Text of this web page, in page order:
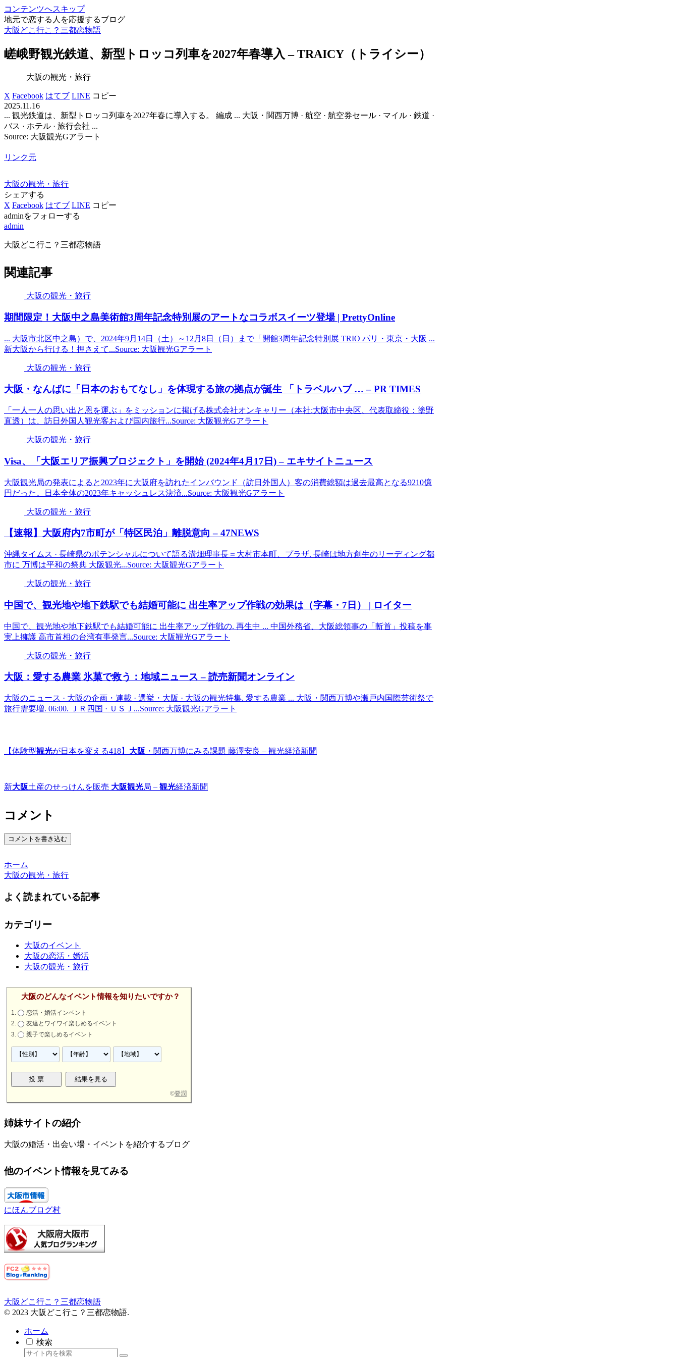
コンテンツへスキップ
地元で恋する人を応援するブログ
大阪どこ行こ？三都恋物語
嵯峨野観光鉄道、新型トロッコ列車を2027年春導入 – TRAICY（トライシー）
大阪の観光・旅行
X Facebook はてブ LINE コピー
2025.11.16
... 観光鉄道は、新型トロッコ列車を2027年春に導入する。 編成 ... 大阪・関西万博 · 航空 · 航空券セール · マイル · 鉄道 ·
バス · ホテル · 旅行会社 ...
Source: 大阪観光Gアラート
リンク元
大阪の観光・旅行
シェアする
X Facebook はてブ LINE コピー
adminをフォローする
admin
大阪どこ行こ？三都恋物語
関連記事
大阪の観光・旅行
期間限定！ 大阪中之島美術館3周年記念特別展のアートなコラボスイーツ登場 | PrettyOnline
... 大阪市北区中之島）で、2024年9月14日（土）～12月8日（日）まで「開館3周年記念特別展 TRIO パリ・東京・大阪 ...
新大阪から行ける！押さえて...Source: 大阪観光Gアラート
大阪の観光・旅行
大阪 ・なんばに「日本のおもてなし」を体現する旅の拠点が誕生 「トラベルハブ … – PR TIMES
「一人一人の思い出と恩を運ぶ」をミッションに掲げる株式会社オンキャリー（本社:大阪市中央区、代表取締役：塗野
直透）は、訪日外国人観光客および国内旅行...Source: 大阪観光Gアラート
大阪の観光・旅行
Visa、「 大阪エリア振興プロジェクト」を開始 (2024年4月17日) – エキサイトニュース
大阪観光局の発表によると2023年に大阪府を訪れたインバウンド（訪日外国人）客の消費総額は過去最高となる9210億
円だった。日本全体の2023年キャッシュレス決済...Source: 大阪観光Gアラート
大阪の観光・旅行
【速報】 大阪府内7市町が「特区民泊」離脱意向 – 47NEWS
沖縄タイムス · 長崎県のポテンシャルについて語る溝畑理事長＝大村市本町、プラザ. 長崎は地方創生のリーディング都
市に 万博は平和の祭典 大阪観光...Source: 大阪観光Gアラート
大阪の観光・旅行
中国で、 観光地や地下鉄駅でも結婚可能に 出生率アップ作戦の効果は（字幕・7日） | ロイター
中国で、観光地や地下鉄駅でも結婚可能に 出生率アップ作戦の. 再生中 ... 中国外務省、大阪総領事の「斬首」投稿を事
実上擁護 高市首相の台湾有事発言...Source: 大阪観光Gアラート
大阪の観光・旅行
大阪 ：愛する農業 氷菓で救う：地域ニュース – 読売新聞オンライン
大阪のニュース · 大阪の企画・連載 · 選挙・大阪 · 大阪の観光特集. 愛する農業 ... 大阪・関西万博や瀬戸内国際芸術祭で
旅行需要増. 06:00. ＪＲ四国 · ＵＳＪ...Source: 大阪観光Gアラート
【体験型観光が日本を変える418】 大阪 ・関西万博にみる課題 藤澤安良 – 観光経済新聞
新大阪土産のせっけんを販売 大阪観光局 – 観光経済新聞
コメント
コメントを書き込む
ホーム
大阪の観光・旅行
よく読まれている記事
カテゴリー
大阪のイベント
大阪の恋活・婚活
大阪の観光・旅行
大阪のどんなイベント情報を知りたいですか？
恋活・婚活インベント
友達とワイワイ楽しめるイベント
親子で楽しめるイベント
©要潤
姉妹サイトの紹介
大阪の婚活・出会い場・イベントを紹介するブログ
他のイベント情報を見てみる
にほんブログ村
大阪どこ行こ？三都恋物語
© 2023 大阪どこ行こ？三都恋物語.
ホーム
検索